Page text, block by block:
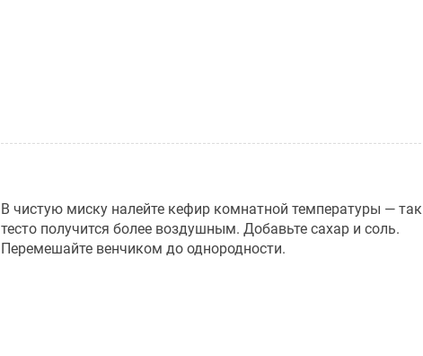
В чистую миску налейте кефир комнатной температуры — так
тесто получится более воздушным. Добавьте сахар и соль.
Перемешайте венчиком до однородности.